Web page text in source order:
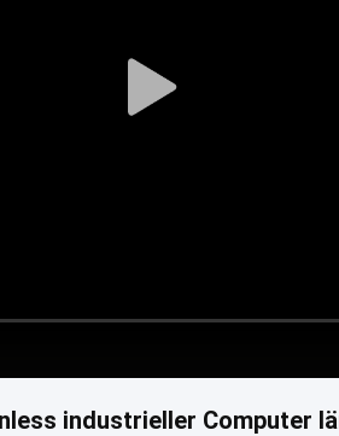
Play
industrieller Computer